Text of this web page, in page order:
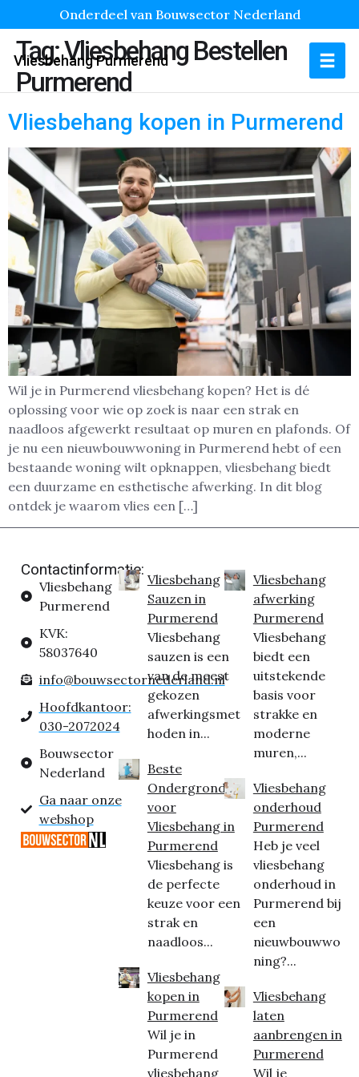
Onderdeel van Bouwsector Nederland
Vliesbehang Purmerend
Tag:Vliesbehang Bestellen
Purmerend
Vliesbehang kopen in Purmerend
Wil je in Purmerend vliesbehang kopen? Het is dé
oplossing voor wie op zoek is naar een strak en
naadloos afgewerkt resultaat op muren en plafonds. Of
je nu een nieuwbouwwoning in Purmerend hebt of een
bestaande woning wilt opknappen, vliesbehang biedt
een duurzame en esthetische afwerking. In dit blog
ontdek je waarom vlies een […]
Contactinformatie:
Vliesbehang
Purmerend
KVK:
58037640
info@bouwsectornederland.nl
Hoofdkantoor:
030-2072024
Bouwsector
Nederland
Ga naar onze
webshop
Vliesbehang
Sauzen in
Purmerend
Vliesbehang
sauzen is een
van de meest
gekozen
afwerkingsmet
hoden in...
Beste
Ondergrond
voor
Vliesbehang in
Purmerend
Vliesbehang is
de perfecte
keuze voor een
strak en
naadloos...
Vliesbehang
kopen in
Purmerend
Wil je in
Purmerend
vliesbehang
Vliesbehang
afwerking
Purmerend
Vliesbehang
biedt een
uitstekende
basis voor
strakke en
moderne
muren,...
Vliesbehang
onderhoud
Purmerend
Heb je veel
vliesbehang
onderhoud in
Purmerend bij
een
nieuwbouwwo
ning?...
Vliesbehang
laten
aanbrengen in
Purmerend
Wil je